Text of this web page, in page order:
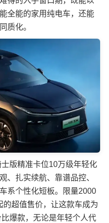
全能的家用纯电车，还能
质化。
版精准卡位10万级年轻化
、扎实续航、靠谱品控、
系个性化短板。限量2000
超值售价，让这款车成为
爆款，无论是年轻个人代